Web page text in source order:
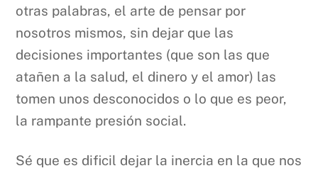
otras palabras, el arte de pensar por
nosotros mismos, sin dejar que las
decisiones importantes (que son las que
atañen a la salud, el dinero y el amor) las
tomen unos desconocidos o lo que es peor,
la rampante presión social.
Sé que es dificil dejar la inercia en la que nos